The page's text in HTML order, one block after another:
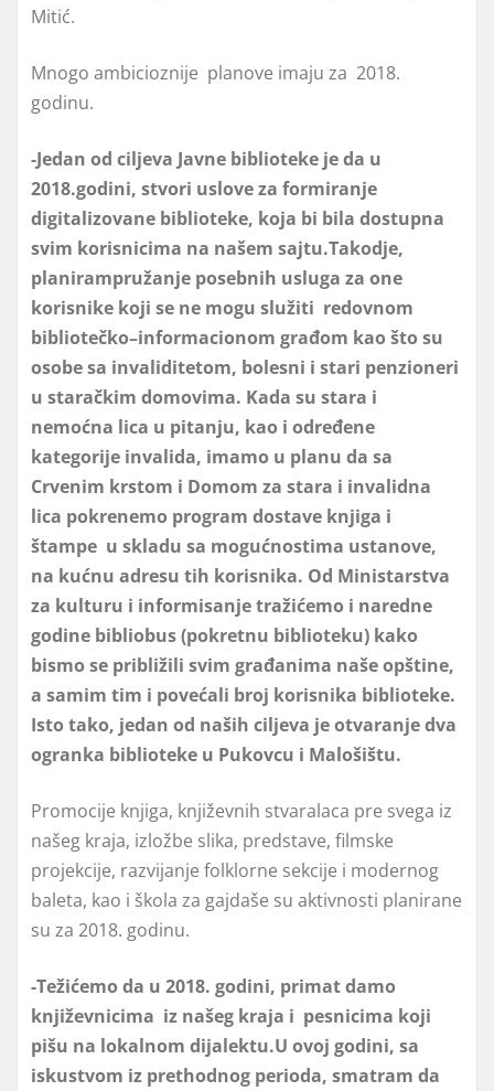
Mitić.
Mnogo ambicioznije planove imaju za 2018.
godinu.
-Jedan od ciljeva Javne biblioteke je da u
2018.godini, stvori uslove za formiranje
digitalizovane biblioteke, koja bi bila dostupna
svim korisnicima na našem sajtu.Takodje,
planirampružanje posebnih usluga za one
korisnike koji se ne mogu služiti redovnom
bibliotečko–informacionom građom kao što su
osobe sa invaliditetom, bolesni i stari penzioneri
u staračkim domovima. Kada su stara i
nemoćna lica u pitanju, kao i određene
kategorije invalida, imamo u planu da sa
Crvenim krstom i Domom za stara i invalidna
lica pokrenemo program dostave knjiga i
štampe u skladu sa mogućnostima ustanove,
na kućnu adresu tih korisnika. Od Ministarstva
za kulturu i informisanje tražićemo i naredne
godine bibliobus (pokretnu biblioteku) kako
bismo se približili svim građanima naše opštine,
a samim tim i povećali broj korisnika biblioteke.
Isto tako, jedan od naših ciljeva je otvaranje dva
ogranka biblioteke u Pukovcu i Malošištu.
Promocije knjiga, književnih stvaralaca pre svega iz
našeg kraja, izložbe slika, predstave, filmske
projekcije, razvijanje folklorne sekcije i modernog
baleta, kao i škola za gajdaše su aktivnosti planirane
su za 2018. godinu.
-Težićemo da u 2018. godini, primat damo
književnicima iz našeg kraja i pesnicima koji
pišu na lokalnom dijalektu.U ovoj godini, sa
iskustvom iz prethodnog perioda, smatram da